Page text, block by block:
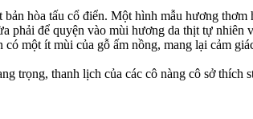
hòa tấu cổ điển. Một hình mẫu hương
phải để quyện vào mùi hương da thịt tự nhiên
một ít mùi của gỗ ấm nồng, mang lại cảm
trọng, thanh lịch của các cô nàng cô sở thích